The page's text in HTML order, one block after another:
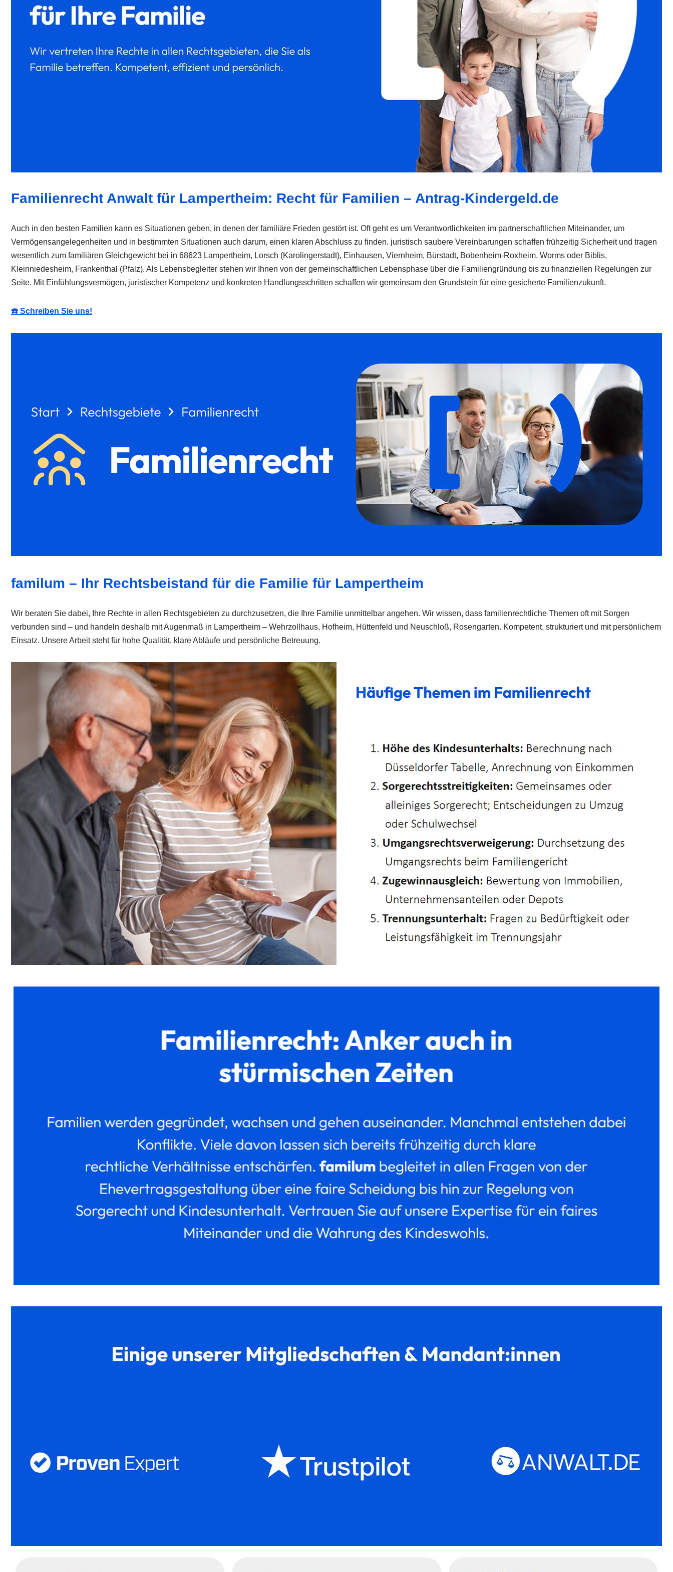
Familienrecht Anwalt für Lampertheim: Recht für Familien – Antrag-Kindergeld.de
Auch in den besten Familien kann es Situationen geben, in denen der familiäre Frieden gestört ist. Oft geht es um Verantwortlichkeiten im partnerschaftlichen Miteinander, um
Vermögensangelegenheiten und in bestimmten Situationen auch darum, einen klaren Abschluss zu finden. juristisch saubere Vereinbarungen schaffen frühzeitig Sicherheit und tragen
wesentlich zum familiären Gleichgewicht bei in 68623 Lampertheim, Lorsch (Karolingerstadt), Einhausen, Viernheim, Bürstadt, Bobenheim-Roxheim, Worms oder Biblis,
Kleinniedesheim, Frankenthal (Pfalz). Als Lebensbegleiter stehen wir Ihnen von der gemeinschaftlichen Lebensphase über die Familiengründung bis zu finanziellen Regelungen zur
Seite. Mit Einfühlungsvermögen, juristischer Kompetenz und konkreten Handlungsschritten schaffen wir gemeinsam den Grundstein für eine gesicherte Familienzukunft.
☎️ Schreiben Sie uns!
familum – Ihr Rechtsbeistand für die Familie für Lampertheim
Wir beraten Sie dabei, Ihre Rechte in allen Rechtsgebieten zu durchzusetzen, die Ihre Familie unmittelbar angehen. Wir wissen, dass familienrechtliche Themen oft mit Sorgen
verbunden sind – und handeln deshalb mit Augenmaß in Lampertheim – Wehrzollhaus, Hofheim, Hüttenfeld und Neuschloß, Rosengarten. Kompetent, strukturiert und mit persönlichem
Einsatz. Unsere Arbeit steht für hohe Qualität, klare Abläufe und persönliche Betreuung.